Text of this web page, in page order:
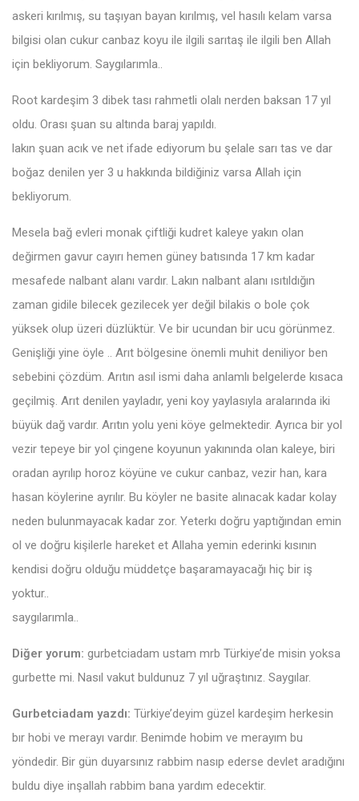
askeri kırılmış, su taşıyan bayan kırılmış, vel hasılı kelam varsa
bilgisi olan cukur canbaz koyu ile ilgili sarıtaş ile ilgili ben Allah
için bekliyorum. Saygılarımla..
Root kardeşim 3 dibek tası rahmetli olalı nerden baksan 17 yıl
oldu. Orası şuan su altında baraj yapıldı.
lakın şuan acık ve net ifade ediyorum bu şelale sarı tas ve dar
boğaz denilen yer 3 u hakkında bildiğiniz varsa Allah için
bekliyorum.
Mesela bağ evleri monak çiftliği kudret kaleye yakın olan
değirmen gavur cayırı hemen güney batısında 17 km kadar
mesafede nalbant alanı vardır. Lakın nalbant alanı ısıtıldığın
zaman gidile bilecek gezilecek yer değil bilakis o bole çok
yüksek olup üzeri düzlüktür. Ve bir ucundan bir ucu görünmez.
Genişliği yine öyle .. Arıt bölgesine önemli muhit deniliyor ben
sebebini çözdüm. Arıtın asıl ismi daha anlamlı belgelerde kısaca
geçilmiş. Arıt denilen yayladır, yeni koy yaylasıyla aralarında iki
büyük dağ vardır. Arıtın yolu yeni köye gelmektedir. Ayrıca bir yol
vezir tepeye bir yol çingene koyunun yakınında olan kaleye, biri
oradan ayrılıp horoz köyüne ve cukur canbaz, vezir han, kara
hasan köylerine ayrılır. Bu köyler ne basite alınacak kadar kolay
neden bulunmayacak kadar zor. Yeterkı doğru yaptığından emin
ol ve doğru kişilerle hareket et Allaha yemin ederinki kısının
kendisi doğru olduğu müddetçe başaramayacağı hiç bir iş
yoktur..
saygılarımla..
Diğer yorum: gurbetciadam ustam mrb Türkiye’de misin yoksa
gurbette mi. Nasıl vakut buldunuz 7 yıl uğraştınız. Saygılar.
Gurbetciadam yazdı: Türkiye’deyim güzel kardeşim herkesin
bır hobi ve merayı vardır. Benimde hobim ve merayım bu
yöndedir. Bir gün duyarsınız rabbim nasıp ederse devlet aradığını
buldu diye inşallah rabbim bana yardım edecektir.